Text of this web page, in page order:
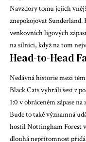
Navzdory tomu jejich
znepokojovat
venkovních ligových
na silnici, když na tom
Head-to-Head
Nedávná historie mezi
Black Cats vyhráli šest z
1:0 v obráceném zápase
Bude to také významná
hostil Nottingham Forest v
dlouhá nepřítomnost